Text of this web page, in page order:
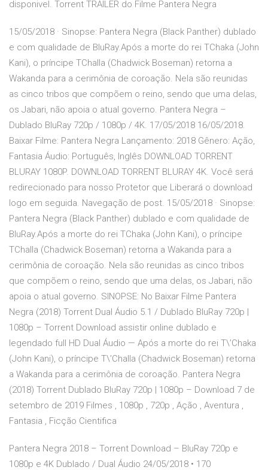
disponivel. Torrent TRAILER do Filme Pantera Negra
15/05/2018 · Sinopse: Pantera Negra (Black Panther) dublado
e com qualidade de BluRay.Após a morte do rei TChaka (John
Kani), o príncipe TChalla (Chadwick Boseman) retorna a
Wakanda para a cerimônia de coroação. Nela são reunidas
as cinco tribos que compõem o reino, sendo que uma delas,
os Jabari, não apoia o atual governo. Pantera Negra –
Dublado BluRay 720p / 1080p / 4K. 17/05/2018 16/05/2018.
Baixar Filme: Pantera Negra Lançamento: 2018 Gênero: Ação,
Fantasia Áudio: Português, Inglês DOWNLOAD TORRENT
BLURAY 1080P. DOWNLOAD TORRENT BLURAY 4K. Você será
redirecionado para nosso Protetor que Liberará o download
logo em seguida. Navegação de post. 15/05/2018 · Sinopse:
Pantera Negra (Black Panther) dublado e com qualidade de
BluRay.Após a morte do rei TChaka (John Kani), o príncipe
TChalla (Chadwick Boseman) retorna a Wakanda para a
cerimônia de coroação. Nela são reunidas as cinco tribos
que compõem o reino, sendo que uma delas, os Jabari, não
apoia o atual governo. SINOPSE: No Baixar Filme Pantera
Negra (2018) Torrent Dual Áudio 5.1 / Dublado BluRay 720p |
1080p – Torrent Download assistir online dublado e
legendado full HD Dual Áudio — Após a morte do rei T\’Chaka
(John Kani), o príncipe T\’Challa (Chadwick Boseman) retorna
a Wakanda para a cerimônia de coroação. Pantera Negra
(2018) Torrent Dublado BluRay 720p | 1080p – Download 7 de
setembro de 2019 Filmes , 1080p , 720p , Ação , Aventura ,
Fantasia , Ficção Cientifica
Pantera Negra 2018 – Torrent Download – BluRay 720p e
1080p e 4K Dublado / Dual Áudio 24/05/2018 • 170